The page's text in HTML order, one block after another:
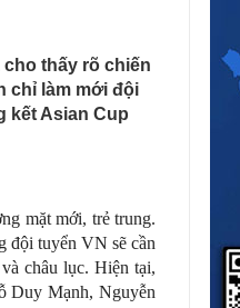
thấy rõ chiến
chỉ làm mới đội
kết Asian Cup
mặt mới, trẻ trung.
đội tuyển VN sẽ cần
châu lục. Hiện tại,
Duy Mạnh, Nguyễn